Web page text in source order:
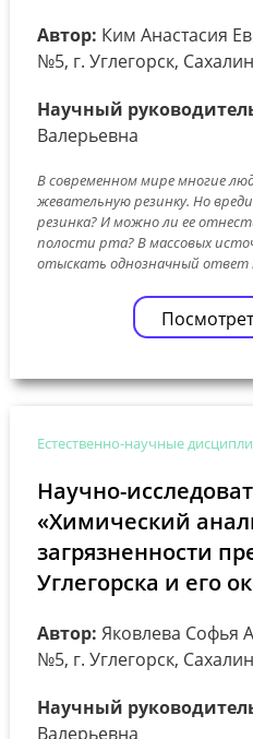
Автор: Ким Анастасия
№5, г. Углегорск,
Научный
Валерьевна
В современном мире многие
жевательную резинку. Но
резинка? И можно ли ее
полости рта? В массовых
отыскать однозначный ответ
Естественно-научные
Научно-
«Химический
загрязненности
Углегорска и его
Автор: Яковлева Софья
№5, г. Углегорск,
Научный
Валерьевна